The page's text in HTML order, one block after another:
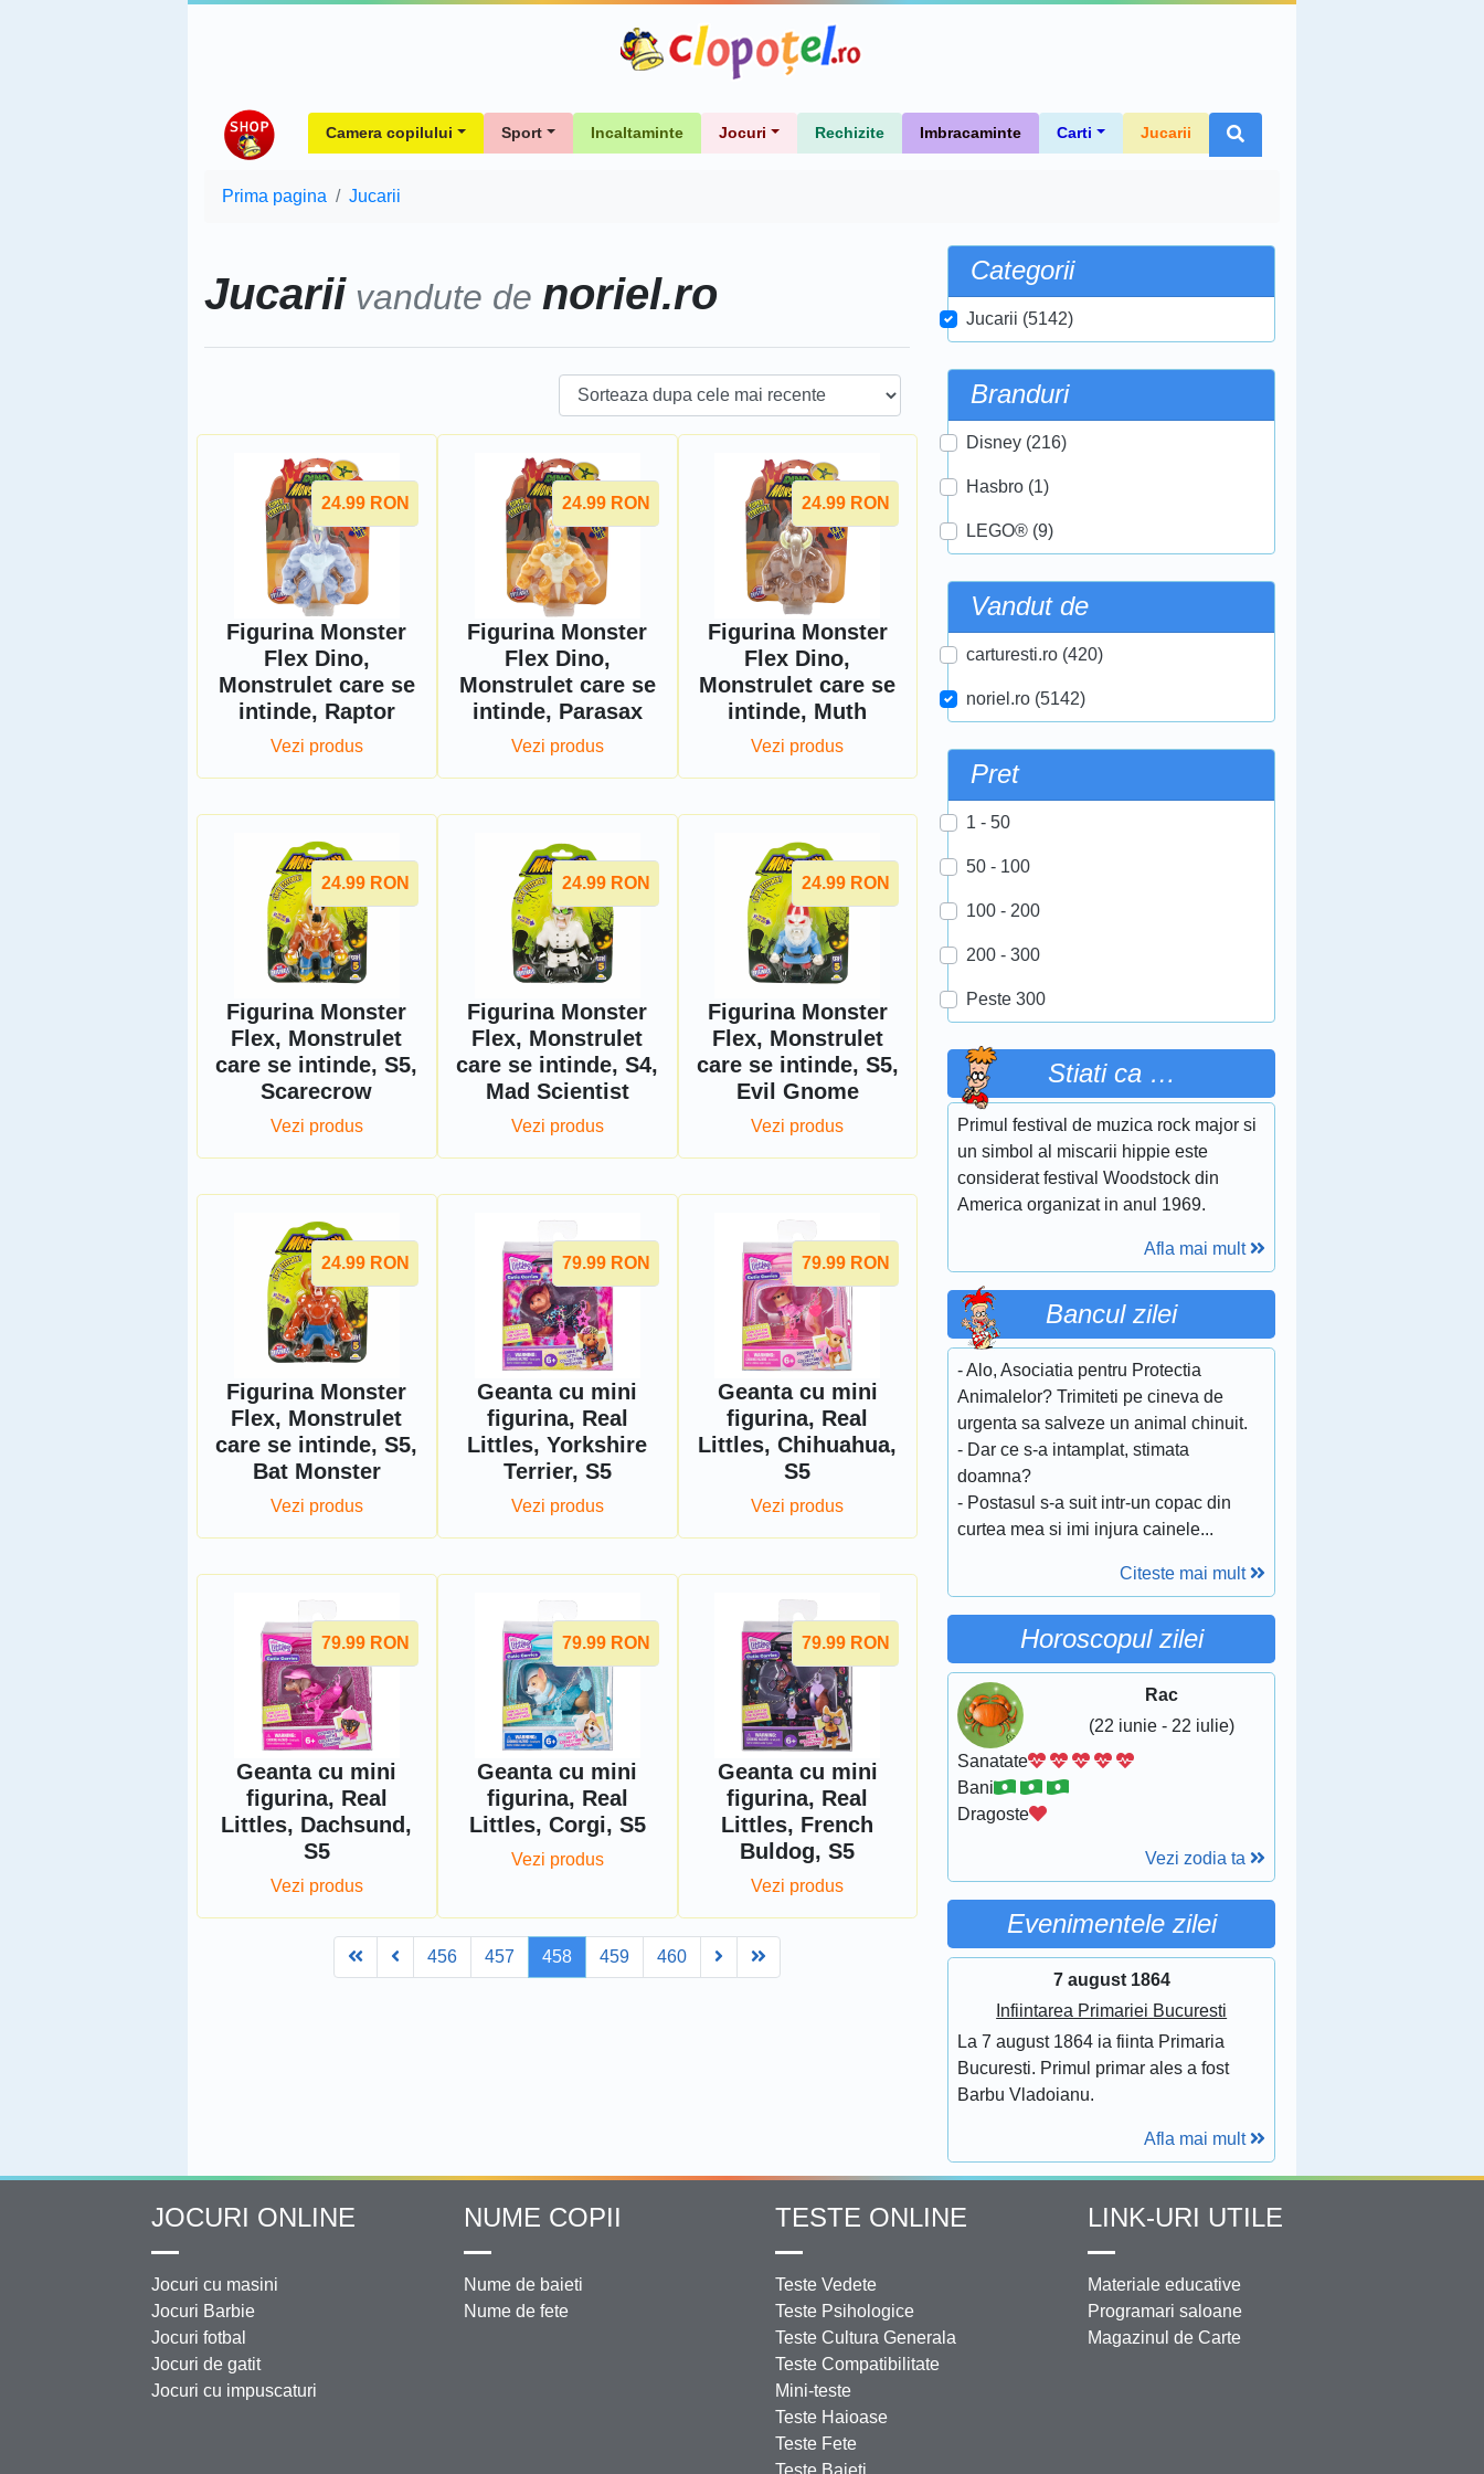
Camera copilului Sport Incaltaminte Jocuri Rechizite Imbracaminte Carti Jucarii
Prima pagina Jucarii
Jucarii vandute de noriel.ro
24.99 RON
Figurina Monster
Flex Dino,
Monstrulet care se
intinde, Raptor
Vezi produs
24.99 RON
Figurina Monster
Flex Dino,
Monstrulet care se
intinde, Parasax
Vezi produs
24.99 RON
Figurina Monster
Flex Dino,
Monstrulet care se
intinde, Muth
Vezi produs
24.99 RON
Figurina Monster
Flex, Monstrulet
care se intinde, S5,
Scarecrow
Vezi produs
24.99 RON
Figurina Monster
Flex, Monstrulet
care se intinde, S4,
Mad Scientist
Vezi produs
24.99 RON
Figurina Monster
Flex, Monstrulet
care se intinde, S5,
Evil Gnome
Vezi produs
24.99 RON
Figurina Monster
Flex, Monstrulet
care se intinde, S5,
Bat Monster
Vezi produs
79.99 RON
Geanta cu mini
figurina, Real
Littles, Yorkshire
Terrier, S5
Vezi produs
79.99 RON
Geanta cu mini
figurina, Real
Littles, Chihuahua,
S5
Vezi produs
79.99 RON
Geanta cu mini
figurina, Real
Littles, Dachsund,
S5
Vezi produs
79.99 RON
Geanta cu mini
figurina, Real
Littles, Corgi, S5
Vezi produs
79.99 RON
Geanta cu mini
figurina, Real
Littles, French
Buldog, S5
Vezi produs
FirstPrev456 457 458 459 460 Next
Categorii
Jucarii (5142)
Branduri
Disney (216)
Hasbro (1)
LEGO® (9)
Vandut de
carturesti.ro (420)
noriel.ro (5142)
Pret
1 - 50
50 - 100
100 - 200
200 - 300
Peste 300
Stiati ca …
Primul festival de muzica rock major si
un simbol al miscarii hippie este
considerat festival Woodstock din
America organizat in anul 1969.
Afla mai mult
Bancul zilei
- Alo, Asociatia pentru Protectia
Animalelor? Trimiteti pe cineva de
urgenta sa salveze un animal chinuit.
- Dar ce s-a intamplat, stimata
doamna?
- Postasul s-a suit intr-un copac din
curtea mea si imi injura cainele...
Citeste mai mult
Horoscopul zilei
Rac
(22 iunie - 22 iulie)
Sanatate
Bani
Dragoste
Vezi zodia ta
Evenimentele zilei
7 august 1864
Infiintarea Primariei Bucuresti
La 7 august 1864 ia fiinta Primaria
Bucuresti. Primul primar ales a fost
Barbu Vladoianu.
Afla mai mult
JOCURI ONLINE
Jocuri cu masini
Jocuri Barbie
Jocuri fotbal
Jocuri de gatit
Jocuri cu impuscaturi
NUME COPII
Nume de baieti
Nume de fete
TESTE ONLINE
Teste Vedete
Teste Psihologice
Teste Cultura Generala
Teste Compatibilitate
Mini-teste
Teste Haioase
Teste Fete
Teste Baieti
LINK-URI UTILE
Materiale educative
Programari saloane
Magazinul de Carte